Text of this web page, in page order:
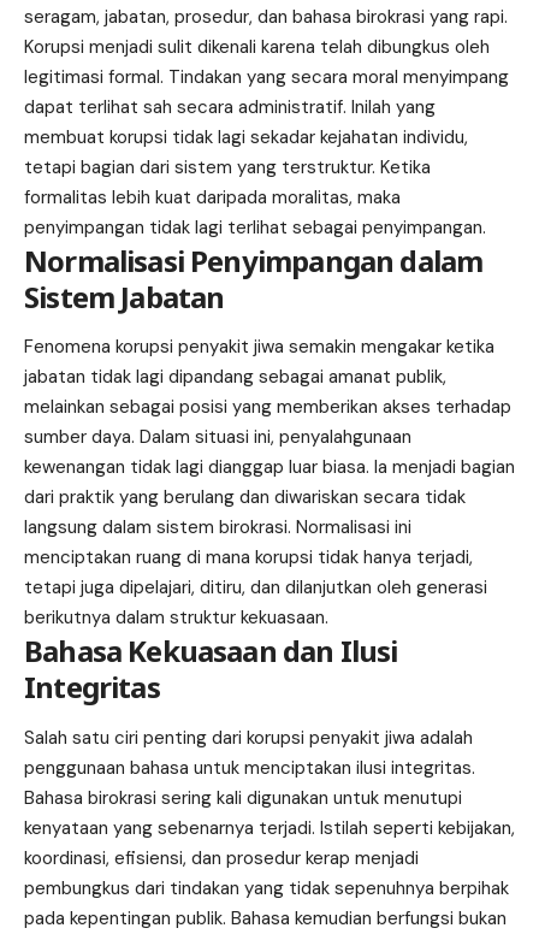
seragam, jabatan, prosedur, dan bahasa birokrasi yang rapi.
Korupsi menjadi sulit dikenali karena telah dibungkus oleh
legitimasi formal. Tindakan yang secara moral menyimpang
dapat terlihat sah secara administratif. Inilah yang
membuat korupsi tidak lagi sekadar kejahatan individu,
tetapi bagian dari sistem yang terstruktur. Ketika
formalitas lebih kuat daripada moralitas, maka
penyimpangan tidak lagi terlihat sebagai penyimpangan.
Normalisasi Penyimpangan dalam
Sistem Jabatan
Fenomena korupsi penyakit jiwa semakin mengakar ketika
jabatan tidak lagi dipandang sebagai amanat publik,
melainkan sebagai posisi yang memberikan akses terhadap
sumber daya. Dalam situasi ini, penyalahgunaan
kewenangan tidak lagi dianggap luar biasa. Ia menjadi bagian
dari praktik yang berulang dan diwariskan secara tidak
langsung dalam sistem birokrasi. Normalisasi ini
menciptakan ruang di mana korupsi tidak hanya terjadi,
tetapi juga dipelajari, ditiru, dan dilanjutkan oleh generasi
berikutnya dalam struktur kekuasaan.
Bahasa Kekuasaan dan Ilusi
Integritas
Salah satu ciri penting dari korupsi penyakit jiwa adalah
penggunaan bahasa untuk menciptakan ilusi integritas.
Bahasa birokrasi sering kali digunakan untuk menutupi
kenyataan yang sebenarnya terjadi. Istilah seperti kebijakan,
koordinasi, efisiensi, dan prosedur kerap menjadi
pembungkus dari tindakan yang tidak sepenuhnya berpihak
pada kepentingan publik. Bahasa kemudian berfungsi bukan